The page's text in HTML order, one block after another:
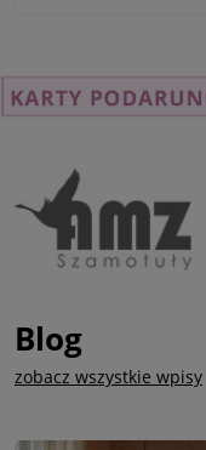
Blog
zobacz wszystkie wpisy